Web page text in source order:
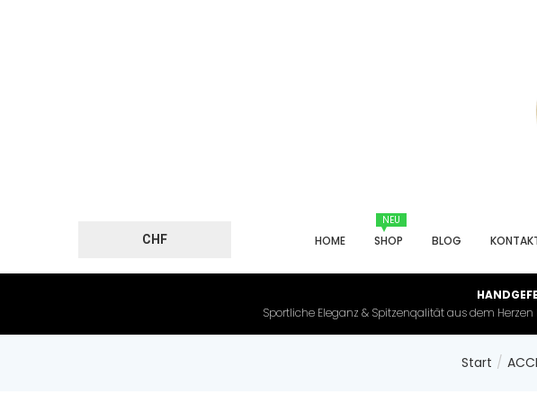
CHF HOME
NEU
SHOP BLOG
Sportliche Eleganz & Spitzenqalität aus dem Herzen
Start